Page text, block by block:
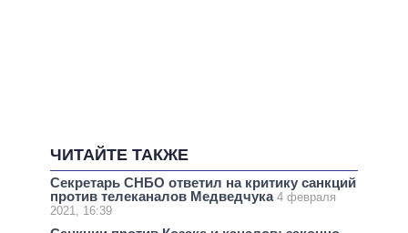
ЧИТАЙТЕ ТАКЖЕ
Секретарь СНБО ответил на критику санкций
против телеканалов Медведчука 4 февраля
2021, 16:39